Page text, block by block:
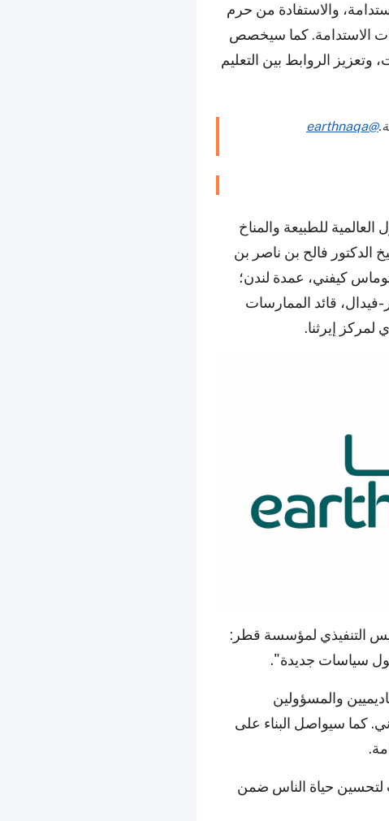
والاستفادة من حرم
الاستدامة. كما سيخصص
الروابط بين التعليم
@earthnaqa
للطبيعة والمناخ
الدكتور فالح بن ناصر بن
كيفني، عمدة لندن؛
فيدال، قائد الممارسات
التنفيذي لمؤسسة قطر:
سياسات جديدة".
والمسؤولين
كما سيواصل البناء على
لتحسين حياة الناس ضمن